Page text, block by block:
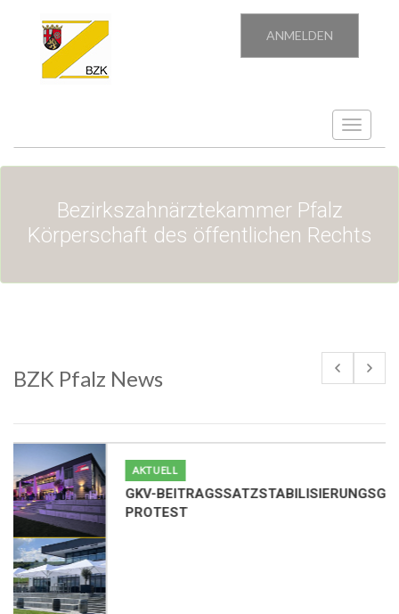
ANMELDEN
Toggle
navigation
Bezirkszahnärztekammer Pfalz
Körperschaft des öffentlichen Rechts
BZK Pfalz News
AKTUELL
GKV-BEITRAGSSATZSTABILISIERUNGSGESETZ:
PROTEST